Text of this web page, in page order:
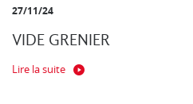
27/11/24
VIDE GRENIER
Lire la suite